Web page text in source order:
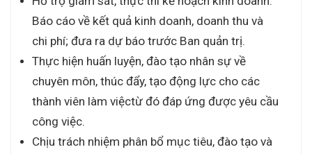
Báo cáo về kết quả kinh doanh, doanh thu và
chi phí; đưa ra dự báo trước Ban quản trị.
Thực hiện huấn luyện, đào tạo nhân sự về
chuyên môn, thúc đẩy, tạo động lực cho các
thành viên làm việctừ đó đáp ứng được yêu cầu
công việc.
Chịu trách nhiệm phân bổ mục tiêu, đào tạo và